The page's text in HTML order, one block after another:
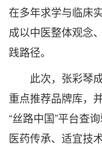
在多年求学与临床
成以中医整体观念
践路径。
此次，张彩琴成
重点推荐品牌库，
“丝路中国”平台查
医药传承、适宜技